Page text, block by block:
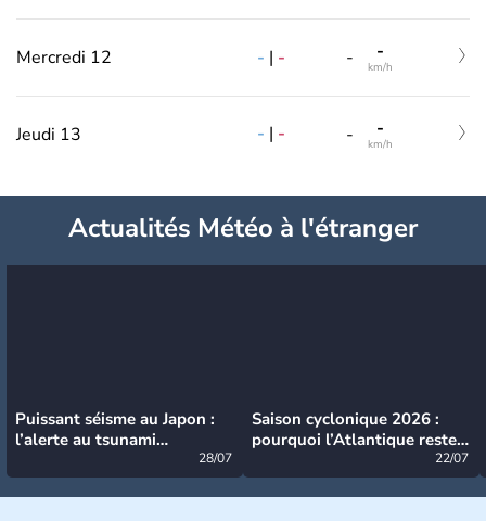
Mercredi 12 - | - - -
km/h
Jeudi 13 - | - - -
km/h
Actualités Météo à l'étranger
Puissant séisme au Japon :
l’alerte au tsunami
28/07
Saison cyclonique 2026 :
pourquoi l’Atlantique reste
22/07